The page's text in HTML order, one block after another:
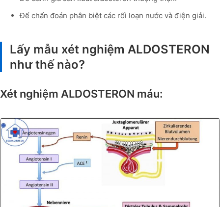
Để chẩn đoán phân biệt các rối loạn nước và điện giải.
Lấy mẫu xét nghiệm ALDOSTERON
như thế nào?
Xét nghiệm ALDOSTERON máu: